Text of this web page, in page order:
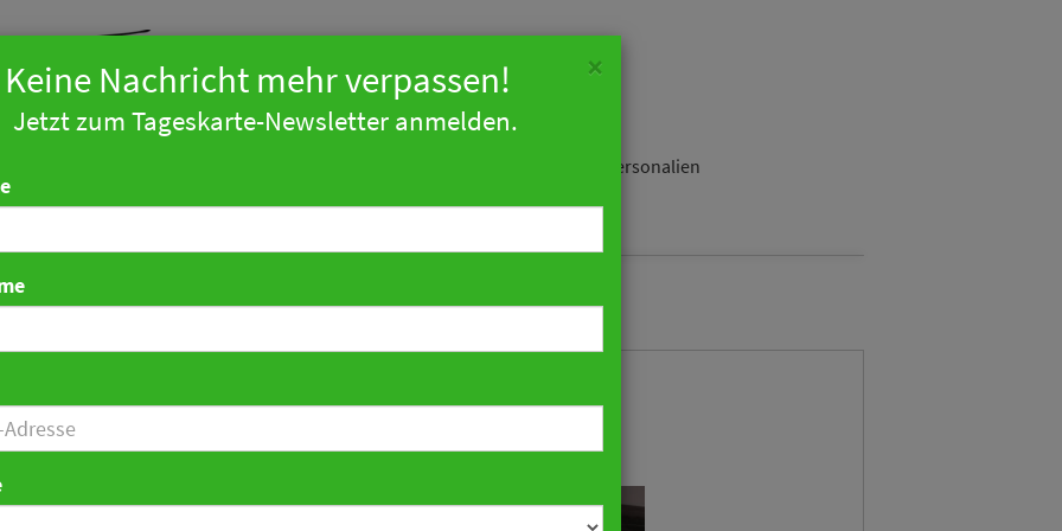
Personalien
öffnet am 3. Juli
13:15 Uhr| Hotellerie
×
Keine Nachricht mehr verpassen!
Jetzt zum Tageskarte-Newsletter anmelden.